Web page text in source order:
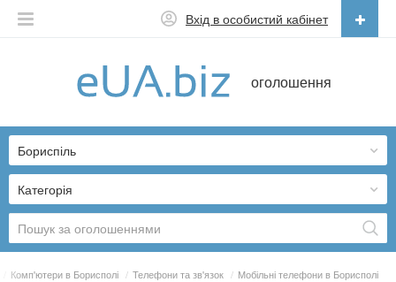
оголошення
Вхід в особистий кабінет
Українська
Категорія
Бориспіль
Комп'ютери в Борисполі / Телефони та зв'язок / Мобільні телефони в Борисполі